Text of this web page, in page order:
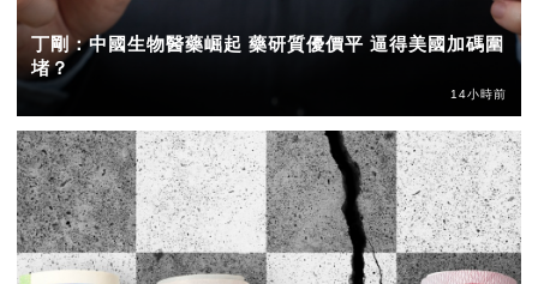
丁剛：中國生物醫藥崛起 藥研質優價平 逼得美國加碼圍
堵？
14小時前